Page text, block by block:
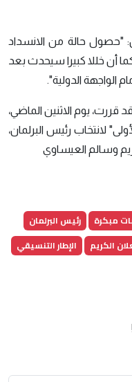
"حصول حالة من الانسداد
أن خللا كبيرا سيحدث بعد
الواجهة الدولية".
قررت، يوم الاثنين الماضي،
لانتخاب رئيس البرلمان،
وسالم العيساوي
مبكرة
رئيس البرلمان
الكريم الإطار التنسيقي